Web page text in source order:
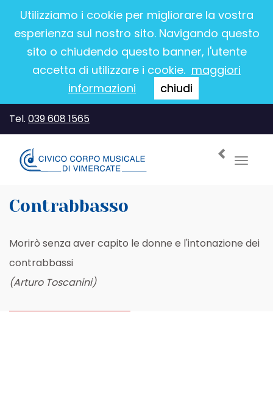
Utilizziamo i cookie per migliorare la vostra
esperienza sul nostro sito. Navigando questo
sito o chiudendo questo banner, l'utente
accetta di utilizzare i cookie. maggiori
informazioni
chiudi
Tel. 039 608 1565
Contrabbasso
Morirò senza aver capito le donne e l'intonazione dei
contrabbassi
(Arturo Toscanini)